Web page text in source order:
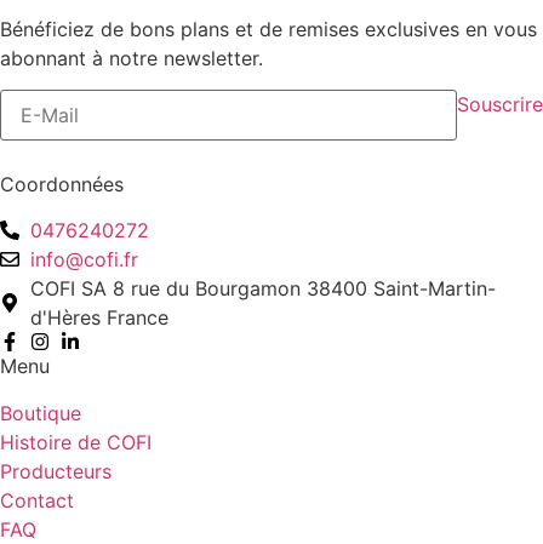
Bénéficiez de bons plans et de remises exclusives en vous
abonnant à notre newsletter.
Souscrire
Coordonnées
0476240272
info@cofi.fr
COFI SA 8 rue du Bourgamon 38400 Saint-Martin-
d'Hères France
Menu
Boutique
Histoire de COFI
Producteurs
Contact
FAQ